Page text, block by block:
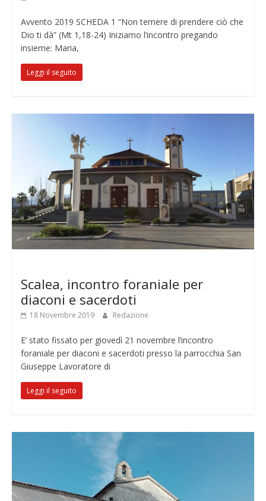
Avvento 2019 SCHEDA 1 “Non temere di prendere ciò che
Dio ti dà” (Mt 1,18-24) Iniziamo l’incontro pregando
insieme: Maria,
Leggi il seguito
Scalea, incontro foraniale per
diaconi e sacerdoti
18 Novembre 2019 Redazione
E’ stato fissato per giovedì 21 novembre l’incontro
foraniale per diaconi e sacerdoti presso la parrocchia San
Giuseppe Lavoratore di
Leggi il seguito